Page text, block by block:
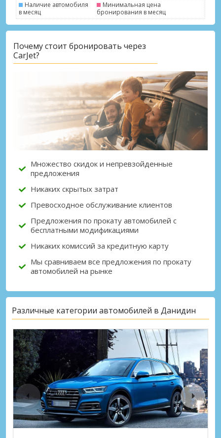
Лучшие сбережения
Получите доступ к эксклюзивным
Войти с помощью eLink
Наличие автомобиля
в месяц
Минимальная цена
бронирования в месяц
Почему стоит бронировать через
CarJet?
Множество скидок и непревзойденные
предложения
Никаких скрытых затрат
Превосходное обслуживание клиентов
Предложения по прокату автомобилей с
бесплатными модификациями
Никаких комиссий за кредитную карту
Мы сравниваем все предложения по прокату
автомобилей на рынке
Различные категории автомобилей в Данидин